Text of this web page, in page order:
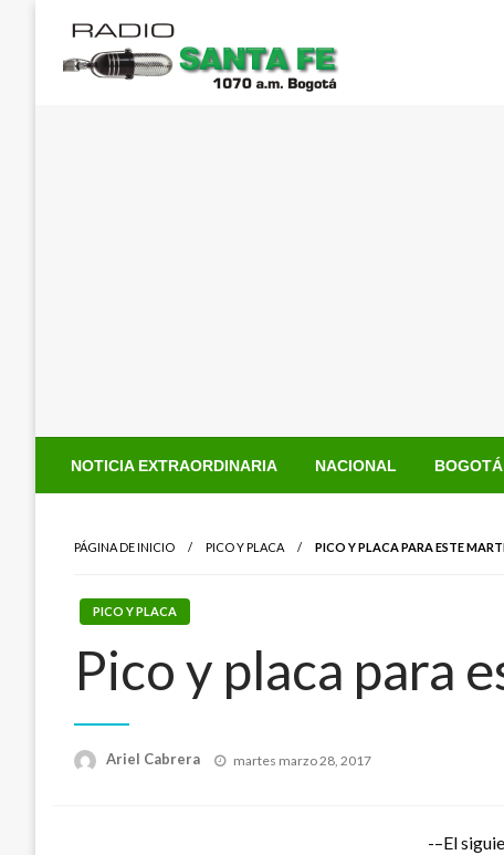
contenido
NOTICIA EXTRAORDINARIA NACIONAL BOGOTÁ
PÁGINA DE INICIO PICO Y PLACA PICO Y PLACA PARA ESTE
PICO Y PLACA
Pico y placa para
Ariel Cabrera
Publicado
martes marzo 28, 2017
-–El